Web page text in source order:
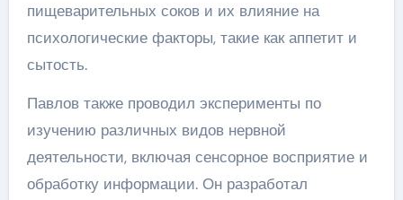
пищеварительных соков и их влияние на
психологические факторы, такие как аппетит и
сытость.
Павлов также проводил эксперименты по
изучению различных видов нервной
деятельности, включая сенсорное восприятие и
обработку информации. Он разработал